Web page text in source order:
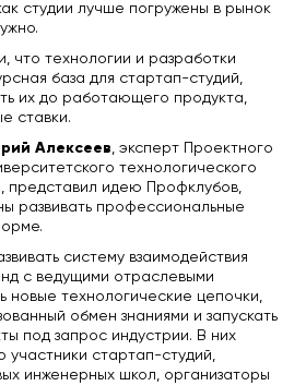
студии лучше погружены в рынок
что технологии и разработки
база для стартап-студий,
их до работающего продукта,
ставки.
Алексеев, эксперт Проектного
технологического
представил идею Профклубов,
развивать профессиональные
систему взаимодействия
с ведущими отраслевыми
новые технологические цепочки,
обмен знаниями и запускать
под запрос индустрии. В них
участники стартап-студий,
инженерных школ, организаторы